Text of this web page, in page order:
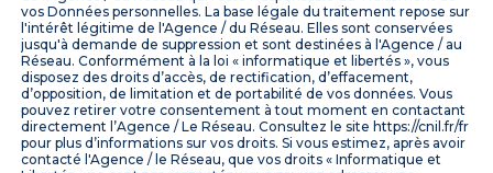
vos Données personnelles. La base légale du traitement repose sur
l'intérêt légitime de l'Agence / du Réseau. Elles sont conservées
jusqu'à demande de suppression et sont destinées à l'Agence / au
Réseau. Conformément à la loi « informatique et libertés », vous
disposez des droits d’accès, de rectification, d’effacement,
d’opposition, de limitation et de portabilité de vos données. Vous
pouvez retirer votre consentement à tout moment en contactant
directement l’Agence / Le Réseau. Consultez le site https://cnil.fr/fr
pour plus d’informations sur vos droits. Si vous estimez, après avoir
contacté l'Agence / le Réseau, que vos droits « Informatique et